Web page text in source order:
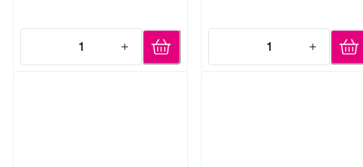
1
Quantity: 1
1
Quantity: 1